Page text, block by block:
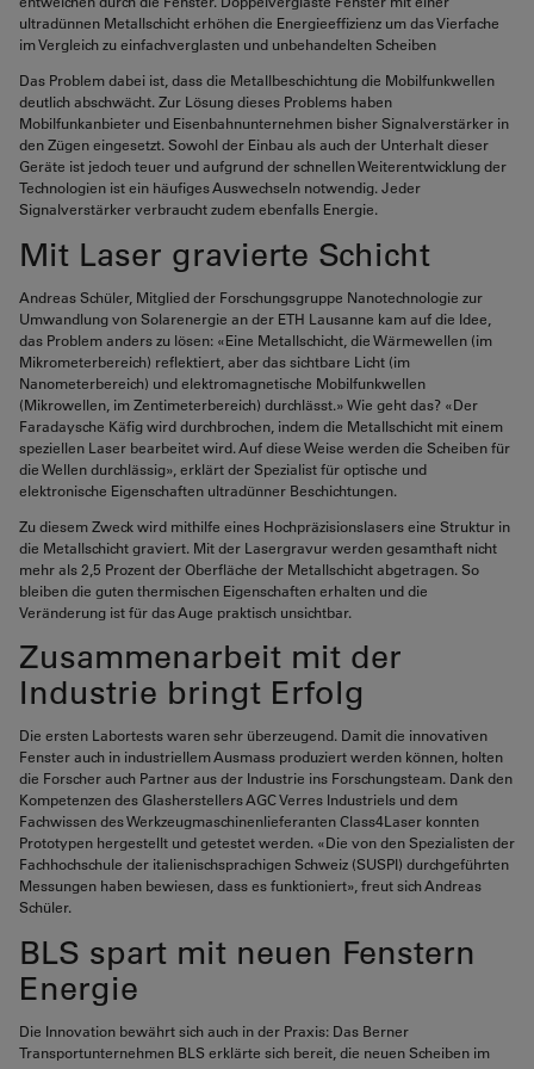
ultradünnen Metallschicht erhöhen die Energieeffizienz um das Vierfache
im Vergleich zu einfachverglasten und unbehandelten Scheiben
Das Problem dabei ist, dass die Metallbeschichtung die Mobilfunkwellen
deutlich abschwächt. Zur Lösung dieses Problems haben
Mobilfunkanbieter und Eisenbahnunternehmen bisher Signalverstärker in
den Zügen eingesetzt. Sowohl der Einbau als auch der Unterhalt dieser
Geräte ist jedoch teuer und aufgrund der schnellen Weiterentwicklung der
Technologien ist ein häufiges Auswechseln notwendig. Jeder
Signalverstärker verbraucht zudem ebenfalls Energie.
Mit Laser gravierte Schicht
Andreas Schüler, Mitglied der Forschungsgruppe Nanotechnologie zur
Umwandlung von Solarenergie an der ETH Lausanne kam auf die Idee,
das Problem anders zu lösen: «Eine Metallschicht, die Wärmewellen (im
Mikrometerbereich) reflektiert, aber das sichtbare Licht (im
Nanometerbereich) und elektromagnetische Mobilfunkwellen
(Mikrowellen, im Zentimeterbereich) durchlässt.» Wie geht das? «Der
Faradaysche Käfig wird durchbrochen, indem die Metallschicht mit einem
speziellen Laser bearbeitet wird. Auf diese Weise werden die Scheiben für
die Wellen durchlässig», erklärt der Spezialist für optische und
elektronische Eigenschaften ultradünner Beschichtungen.
Zu diesem Zweck wird mithilfe eines Hochpräzisionslasers eine Struktur in
die Metallschicht graviert. Mit der Lasergravur werden gesamthaft nicht
mehr als 2,5 Prozent der Oberfläche der Metallschicht abgetragen. So
bleiben die guten thermischen Eigenschaften erhalten und die
Veränderung ist für das Auge praktisch unsichtbar.
Zusammenarbeit mit der
Industrie bringt Erfolg
Die ersten Labortests waren sehr überzeugend. Damit die innovativen
Fenster auch in industriellem Ausmass produziert werden können, holten
die Forscher auch Partner aus der Industrie ins Forschungsteam. Dank den
Kompetenzen des Glasherstellers AGC Verres Industriels und dem
Fachwissen des Werkzeugmaschinenlieferanten Class4Laser konnten
Prototypen hergestellt und getestet werden. «Die von den Spezialisten der
Fachhochschule der italienischsprachigen Schweiz (SUSPI) durchgeführten
Messungen haben bewiesen, dass es funktioniert», freut sich Andreas
Schüler.
BLS spart mit neuen Fenstern
Energie
Die Innovation bewährt sich auch in der Praxis: Das Berner
Transportunternehmen BLS erklärte sich bereit, die neuen Scheiben im